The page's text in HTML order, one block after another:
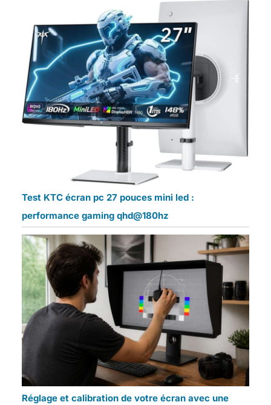
Test KTC écran pc 27 pouces mini led :
performance gaming qhd@180hz
Réglage et calibration de votre écran avec une